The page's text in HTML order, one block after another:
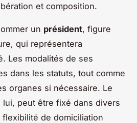
et composition.
un président, figure
qui représentera
Les modalités de ses
dans les statuts, tout comme
organes si nécessaire. Le
lui, peut être fixé dans divers
de domiciliation